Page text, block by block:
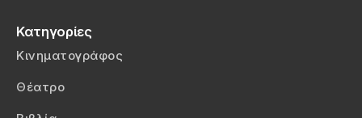
Κατηγορίες
Κινηματογράφος
Θέατρο